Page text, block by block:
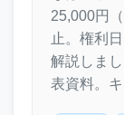
25,000円
止。権利
解説しま
表資料。